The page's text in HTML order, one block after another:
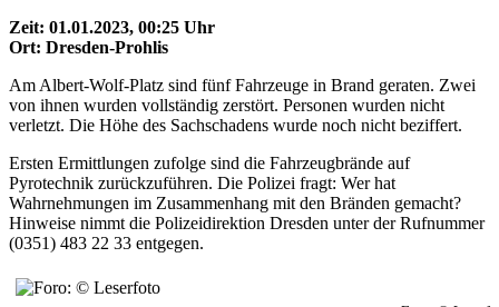
Zeit: 01.01.2023, 00:25 Uhr
Ort: Dresden-Prohlis
Am Albert-Wolf-Platz sind fünf Fahrzeuge in Brand geraten. Zwei
von ihnen wurden vollständig zerstört. Personen wurden nicht
verletzt. Die Höhe des Sachschadens wurde noch nicht beziffert.
Ersten Ermittlungen zufolge sind die Fahrzeugbrände auf
Pyrotechnik zurückzuführen. Die Polizei fragt: Wer hat
Wahrnehmungen im Zusammenhang mit den Bränden gemacht?
Hinweise nimmt die Polizeidirektion Dresden unter der Rufnummer
(0351) 483 22 33 entgegen.